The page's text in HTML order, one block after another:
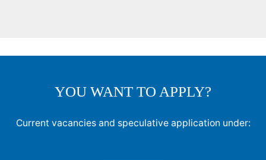
YOU WANT TO APPLY?
Current vacancies and speculative application under: